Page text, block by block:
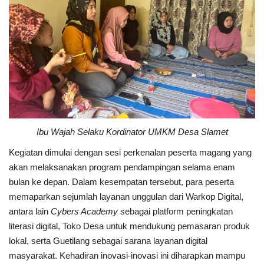
Ibu Wajah Selaku Kordinator UMKM Desa Slamet
Kegiatan dimulai dengan sesi perkenalan peserta magang yang
akan melaksanakan program pendampingan selama enam
bulan ke depan. Dalam kesempatan tersebut, para peserta
memaparkan sejumlah layanan unggulan dari Warkop Digital,
antara lain Cybers Academy sebagai platform peningkatan
literasi digital, Toko Desa untuk mendukung pemasaran produk
lokal, serta Guetilang sebagai sarana layanan digital
masyarakat. Kehadiran inovasi-inovasi ini diharapkan mampu